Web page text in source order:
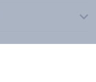
vorbehalten.